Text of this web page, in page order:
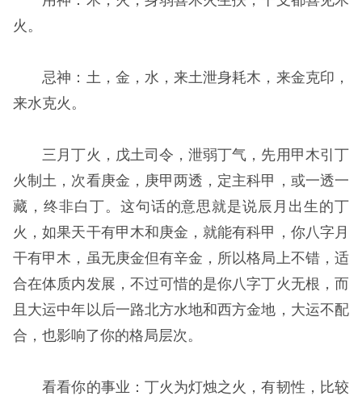
火。
忌神：土，金，水，来土泄身耗木，来金克印，
来水克火。
三月丁火，戊土司令，泄弱丁气，先用甲木引丁
火制土，次看庚金，庚甲两透，定主科甲，或一透一
藏，终非白丁。这句话的意思就是说辰月出生的丁
火，如果天干有甲木和庚金，就能有科甲，你八字月
干有甲木，虽无庚金但有辛金，所以格局上不错，适
合在体质内发展，不过可惜的是你八字丁火无根，而
且大运中年以后一路北方水地和西方金地，大运不配
合，也影响了你的格局层次。
看看你的事业：丁火为灯烛之火，有韧性，比较